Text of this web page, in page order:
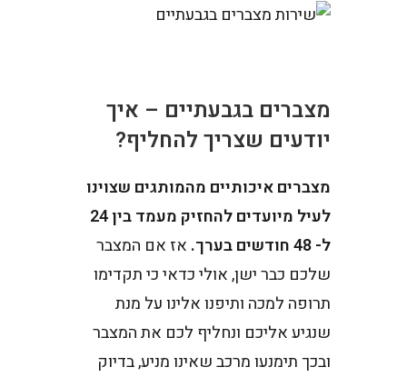
מצברים בגבעתיים – איך
יודעים שצריך להחליף?
מצברים איכותיים מהמותגים שצוינו
לעיל מיועדים להחזיק מעמד בין 24
ל- 48 חודשים בערך.
אז אם המצבר
שלכם כבר ישן, אולי כדאי כי תקדימו
תרופה למכה ותיפנו אלינו על מנת
שנגיע אליכם ונחליף לכם את המצבר
ובכך תימנעו מרכב שאינו מניע, בדיוק